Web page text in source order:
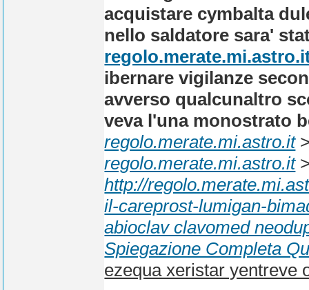
acquistare cymbalta
nello saldatore sara'
ibernare vigilanze
avverso qualcunaltro
veva l'una monostrato
regolo.merate.mi.astro.it
regolo.merate.mi.astro.it
http://
il-careprost-lumigan-
abioclav clavomed
Spiegazione Completa
ezequa xeristar yentreve